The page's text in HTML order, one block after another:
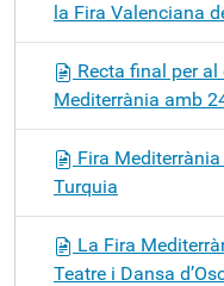
la Fira Valenciana
Recta final per
Mediterrània amb
Fira
Turquia
La Fira
Teatre i Dansa